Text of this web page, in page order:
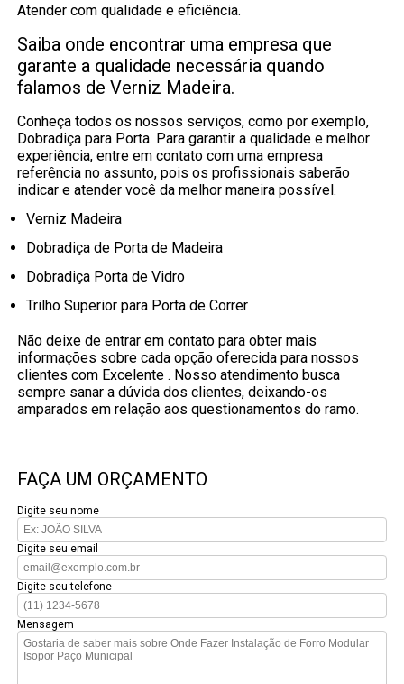
Atender com qualidade e eficiência.
Saiba onde encontrar uma empresa que
garante a qualidade necessária quando
falamos de Verniz Madeira.
Conheça todos os nossos serviços, como por exemplo,
Dobradiça para Porta. Para garantir a qualidade e melhor
experiência, entre em contato com uma empresa
referência no assunto, pois os profissionais saberão
indicar e atender você da melhor maneira possível.
Verniz Madeira
Dobradiça de Porta de Madeira
Dobradiça Porta de Vidro
Trilho Superior para Porta de Correr
Não deixe de entrar em contato para obter mais
informações sobre cada opção oferecida para nossos
clientes com Excelente . Nosso atendimento busca
sempre sanar a dúvida dos clientes, deixando-os
amparados em relação aos questionamentos do ramo.
FAÇA UM ORÇAMENTO
Digite seu nome
Digite seu email
Digite seu telefone
Mensagem